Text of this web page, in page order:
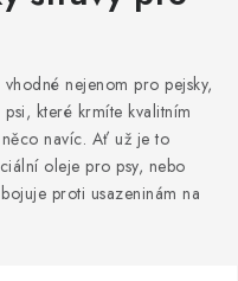
nejenom pro pejsky,
které krmíte kvalitním
navíc. Ať už je to
oleje pro psy, nebo
proti usazeninám na